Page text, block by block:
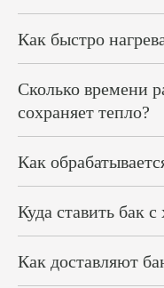
Как быстро
Сколько времени
сохраняет тепло?
Как
Куда ставить бак
Как доставляют